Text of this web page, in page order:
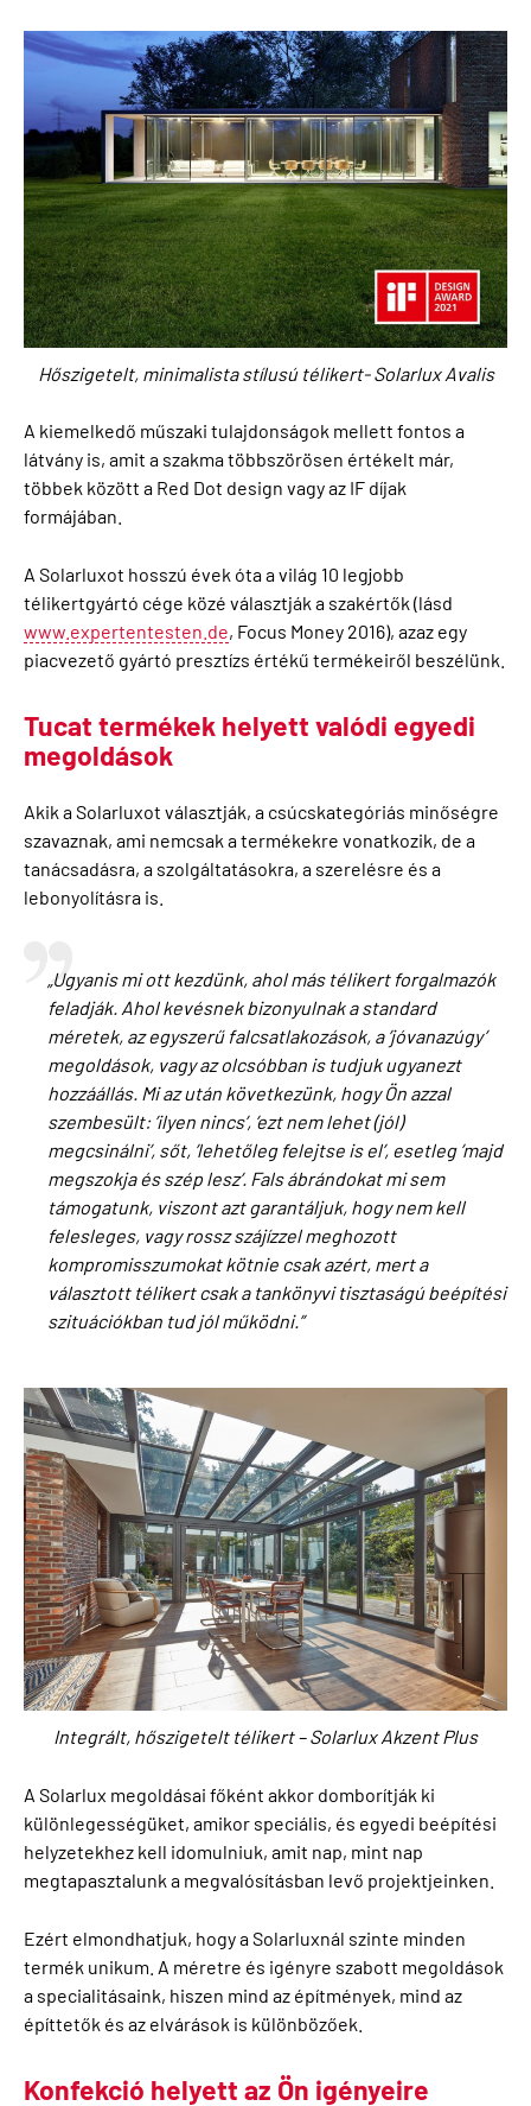
Hőszigetelt, minimalista stílusú télikert- Solarlux Avalis
A kiemelkedő műszaki tulajdonságok mellett fontos a
látvány is, amit a szakma többszörösen értékelt már,
többek között a Red Dot design vagy az IF díjak
formájában.
A Solarluxot hosszú évek óta a világ 10 legjobb
télikertgyártó cége közé választják a szakértők (lásd
www.expertentesten.de, Focus Money 2016), azaz egy
piacvezető gyártó presztízs értékű termékeiről beszélünk.
Tucat termékek helyett valódi egyedi
megoldások
Akik a Solarluxot választják, a csúcskategóriás minőségre
szavaznak, ami nemcsak a termékekre vonatkozik, de a
tanácsadásra, a szolgáltatásokra, a szerelésre és a
lebonyolításra is.
„Ugyanis mi ott kezdünk, ahol más télikert forgalmazók
feladják. Ahol kevésnek bizonyulnak a standard
méretek, az egyszerű falcsatlakozások, a ’jóvanazúgy’
megoldások, vagy az olcsóbban is tudjuk ugyanezt
hozzáállás. Mi az után következünk, hogy Ön azzal
szembesült: ’ilyen nincs’, ’ezt nem lehet (jól)
megcsinálni’, sőt, ’lehetőleg felejtse is el’, esetleg ’majd
megszokja és szép lesz’. Fals ábrándokat mi sem
támogatunk, viszont azt garantáljuk, hogy nem kell
felesleges, vagy rossz szájízzel meghozott
kompromisszumokat kötnie csak azért, mert a
választott télikert csak a tankönyvi tisztaságú beépítési
szituációkban tud jól működni.”
Integrált, hőszigetelt télikert – Solarlux Akzent Plus
A Solarlux megoldásai főként akkor domborítják ki
különlegességüket, amikor speciális, és egyedi beépítési
helyzetekhez kell idomulniuk, amit nap, mint nap
megtapasztalunk a megvalósításban levő projektjeinken.
Ezért elmondhatjuk, hogy a Solarluxnál szinte minden
termék unikum. A méretre és igényre szabott megoldások
a specialitásaink, hiszen mind az építmények, mind az
építtetők és az elvárások is különbözőek.
Konfekció helyett az Ön igényeire